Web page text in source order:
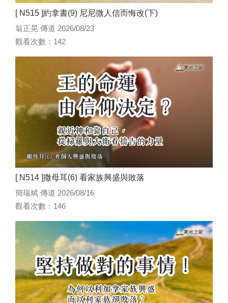
[ N515 ]約拿書(9) 尼尼微人信而悔改(下)
翁正晃 傳道 2026/08/23
觀看次數：142
[ N514 ]撒母耳(6) 看家族興盛與敗落
簡瑞斌 傳道 2026/08/16
觀看次數：146